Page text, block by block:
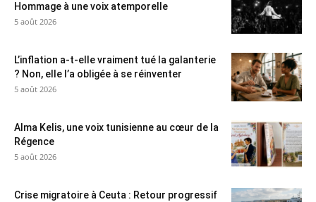
Hommage à une voix atemporelle
5 août 2026
L’inflation a-t-elle vraiment tué la galanterie
? Non, elle l’a obligée à se réinventer
5 août 2026
Alma Kelis, une voix tunisienne au cœur de la
Régence
5 août 2026
Crise migratoire à Ceuta : Retour progressif